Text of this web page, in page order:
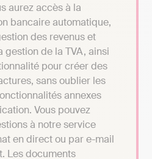
aurez accès à la
bancaire automatique,
des revenus et
gestion de la TVA, ainsi
pour créer des
sans oublier les
annexes
Vous pouvez
à notre service
en direct ou par e-mail
Les documents